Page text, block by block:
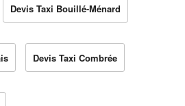
Devis Taxi Bouillé-Ménard
Devis Taxi Combrée